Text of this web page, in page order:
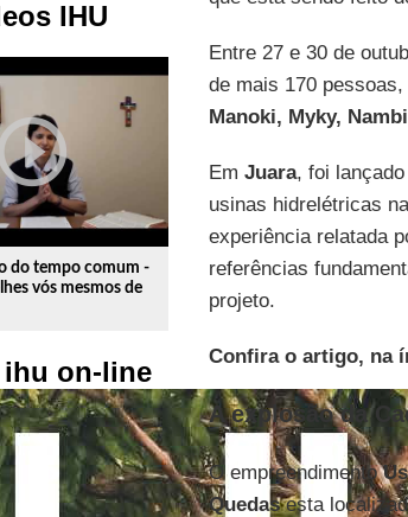
IHU
do tempo comum -
vós mesmos de
ihu on-line
Entre 27 e 30 de
de mais 170
Manoki, Myky,
Em Juara, foi
usinas hidrelétricas
experiência relatada
referências
projeto.
Confira o artigo, na
A explosão da
O empreendimento
Quedasesta